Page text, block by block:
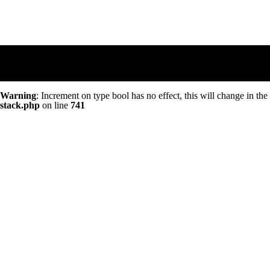
Warning: Increment on type bool has no effect, this will change in
stack.php on line 741